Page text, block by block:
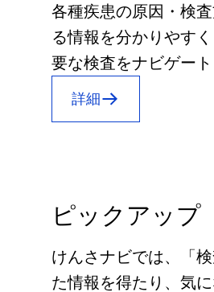
各種疾患の原因・検
る情報を分かりやす
要な検査をナビゲート
詳細
ピックアップ
けんさナビでは、「
た情報を得たり、気